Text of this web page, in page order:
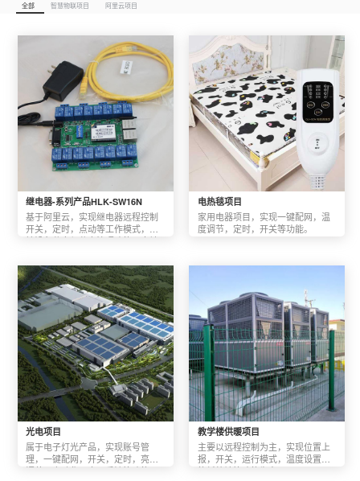
全部 智慧物联项目 阿里云项目
继电器-系列产品HLK-SW16N
基于阿里云，实现继电器远程控制
开关，定时，点动等工作模式，支
持设备分享与分享管理功能；本地
电热毯项目
家用电器项目，实现一键配网，温
度调节，定时，开关等功能。
光电项目
属于电子灯光产品，实现账号管
理，一键配网，开关，定时，亮度
调节，自动化，意见反馈等功能。
教学楼供暖项目
主要以远程控制为主，实现位置上
报，开关，运行模式，温度设置，
能耗统计等功能为主。